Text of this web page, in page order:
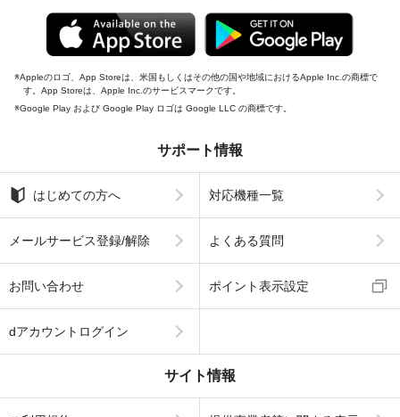
Appleのロゴ、App Storeは、米国もしくはその他の国や地域におけるApple Inc.の商標で
す。App Storeは、Apple Inc.のサービスマークです。
Google Play および Google Play ロゴは Google LLC の商標です。
サポート情報
はじめての方へ 対応機種一覧
メールサービス登録/解除 よくある質問
お問い合わせ ポイント表示設定
dアカウントログイン
サイト情報